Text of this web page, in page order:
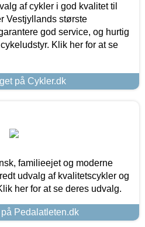
af cykler i god kvalitet til
Vestjyllands største
god service, og hurtig
Klik her for at se
på Cykler.dk
familieejet og moderne
udvalg af kvalitetscykler og
her for at se deres udvalg.
Pedalatleten.dk